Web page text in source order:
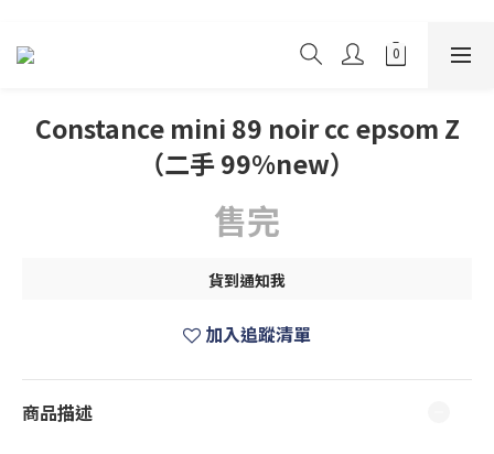
Constance mini 89 noir cc epsom Z
（二手 99%new）
售完
貨到通知我
加入追蹤清單
商品描述